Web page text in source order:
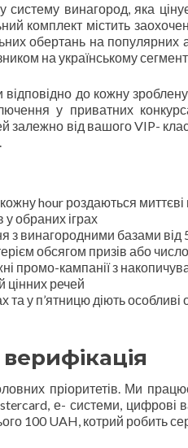
винагород, яка
комплект містить
обертань на популярних
на українському
до кожну
у приватних
залежно від вашого VIP-
hour роздаються
обраних іграх
з винагородними базами від
обсягом призів або
промо-кампанії з
цінних речей
та у п’ятницю діють
пріоритетів. Ми
е- системи, цифрові
100 UAH, котрий робить